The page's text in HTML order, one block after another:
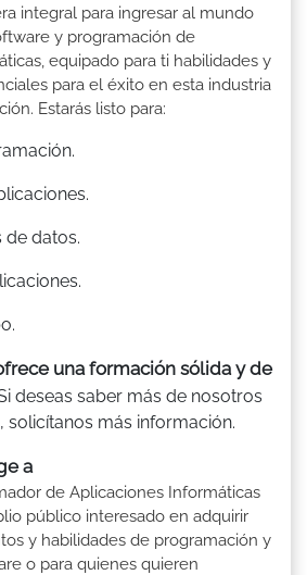
integral para ingresar al mundo
y programación de
equipado para ti habilidades y
para el éxito en esta industria
Estarás listo para:
de datos.
una formación sólida y de
deseas saber más de nosotros
solicítanos más información.
a
de Aplicaciones Informáticas
público interesado en adquirir
y habilidades de programación y
o para quienes quieren